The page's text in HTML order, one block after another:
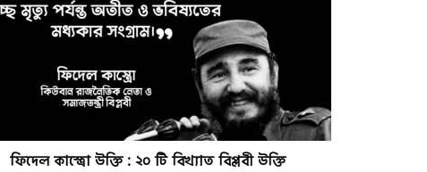
ফিদেল কাস্ত্রো উক্তি : ২০ টি বিখ্যাত বিপ্লবী উক্তি